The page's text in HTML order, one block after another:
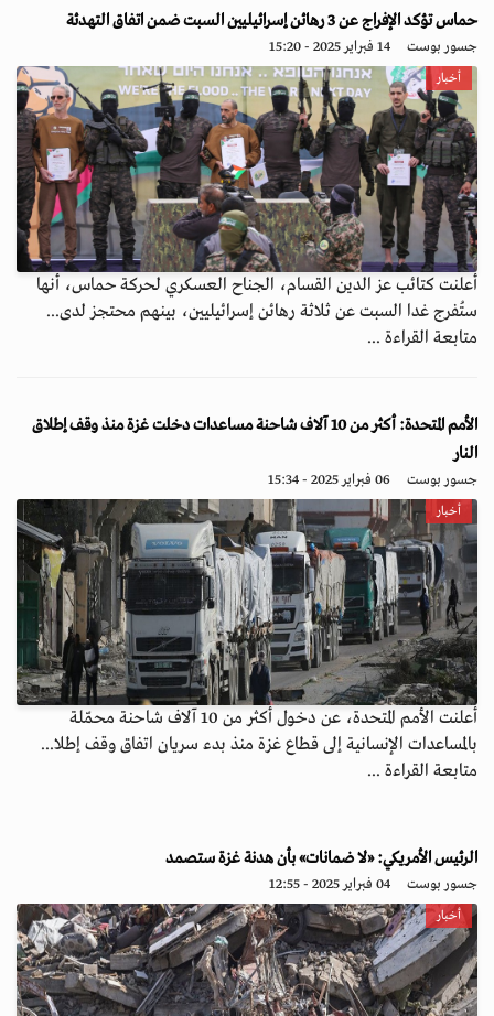
حماس تؤكد الإفراج عن 3 رهائن إسرائيليين السبت ضمن اتفاق التهدئة
جسور بوست 14 فبراير 2025 - 15:20
أخبار
أعلنت كتائب عز الدين القسام، الجناح العسكري لحركة حماس، أنها
ستُفرج غدا السبت عن ثلاثة رهائن إسرائيليين، بينهم محتجز لدى...
متابعة القراءة ...
الأمم المتحدة: أكثر من 10 آلاف شاحنة مساعدات دخلت غزة منذ وقف إطلاق
النار
جسور بوست 06 فبراير 2025 - 15:34
أخبار
أعلنت الأمم المتحدة، عن دخول أكثر من 10 آلاف شاحنة محمّلة
بالمساعدات الإنسانية إلى قطاع غزة منذ بدء سريان اتفاق وقف إطلا...
متابعة القراءة ...
الرئيس الأمريكي: «لا ضمانات» بأن هدنة غزة ستصمد
جسور بوست 04 فبراير 2025 - 12:55
أخبار